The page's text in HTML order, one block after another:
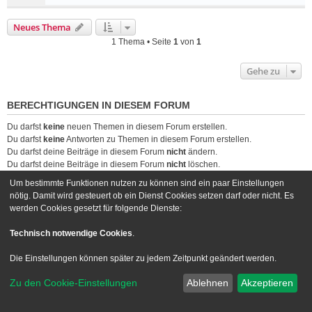
Neues Thema
1 Thema • Seite 1von 1
Gehe zu
BERECHTIGUNGEN IN DIESEM FORUM
Du darfst keine neuen Themen in diesem Forum erstellen.
Du darfst keineAntworten zu Themen in diesem Forum erstellen.
Du darfst deine Beiträge in diesem Forum nicht ändern.
Du darfst deine Beiträge in diesem Forum nicht löschen.
Foren-Übersicht Kontakt
Powered byphpBB® Forum Software © phpBB Limited
Style we_universal created byINVENTEA| nextgen
Um bestimmte Funktionen nutzen zu können sind ein paar Einstellungen
nötig. Damit wird gesteuert ob ein Dienst Cookies setzen darf oder nicht. Es
werden Cookies gesetzt für folgende Dienste:
Technisch notwendige Cookies.
Die Einstellungen können später zu jedem Zeitpunkt geändert werden.
Zu den Cookie-Einstellungen Ablehnen Akzeptieren